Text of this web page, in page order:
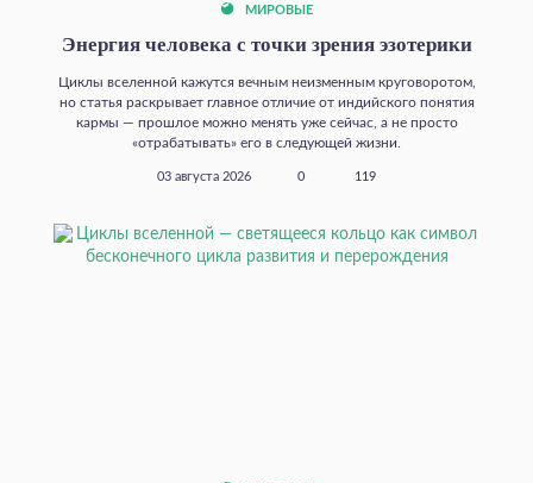
МИРОВЫЕ
Энергия человека с точки зрения эзотерики
Циклы вселенной кажутся вечным неизменным круговоротом,
но статья раскрывает главное отличие от индийского понятия
кармы — прошлое можно менять уже сейчас, а не просто
«отрабатывать» его в следующей жизни.
03 августа 2026 0 119